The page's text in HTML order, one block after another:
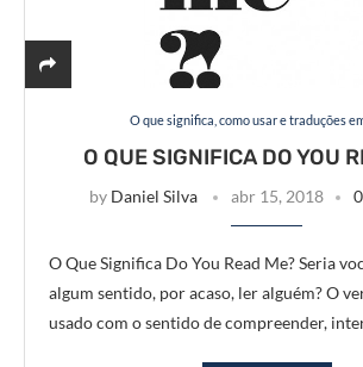
O que significa, como usar e traduções
O QUE SIGNIFICA DO YOU
by Daniel Silva abr 15, 2018
O Que Significa Do You Read Me? Seria
algum sentido, por acaso, ler alguém? O
usado com o sentido de compreender,